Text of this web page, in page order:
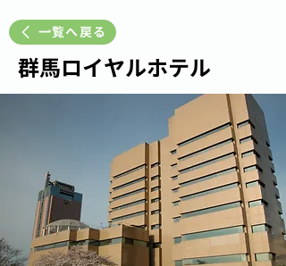
一覧へ戻る
群馬ロイヤルホテル